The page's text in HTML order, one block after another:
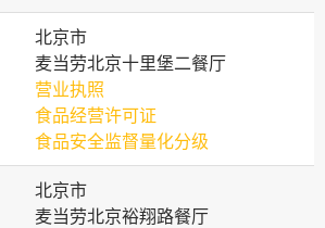
北京市
麦当劳北京十里堡二餐厅
营业执照
食品经营许可证
食品安全监督量化分级
北京市
麦当劳北京裕翔路餐厅